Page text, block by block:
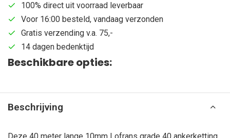
100% direct uit voorraad leverbaar
Voor 16:00 besteld, vandaag verzonden
Gratis verzending v.a. 75,-
14 dagen bedenktijd
Beschikbare opties:
Beschrijving